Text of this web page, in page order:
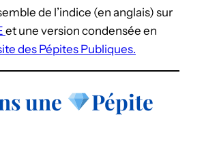
de l’indice (en anglais) sur
et une version condensée en
des Pépites Publiques.
une
Pépite